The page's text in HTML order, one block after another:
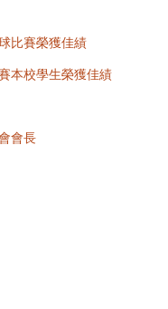
比賽榮獲佳績
本校學生榮獲佳績
會長